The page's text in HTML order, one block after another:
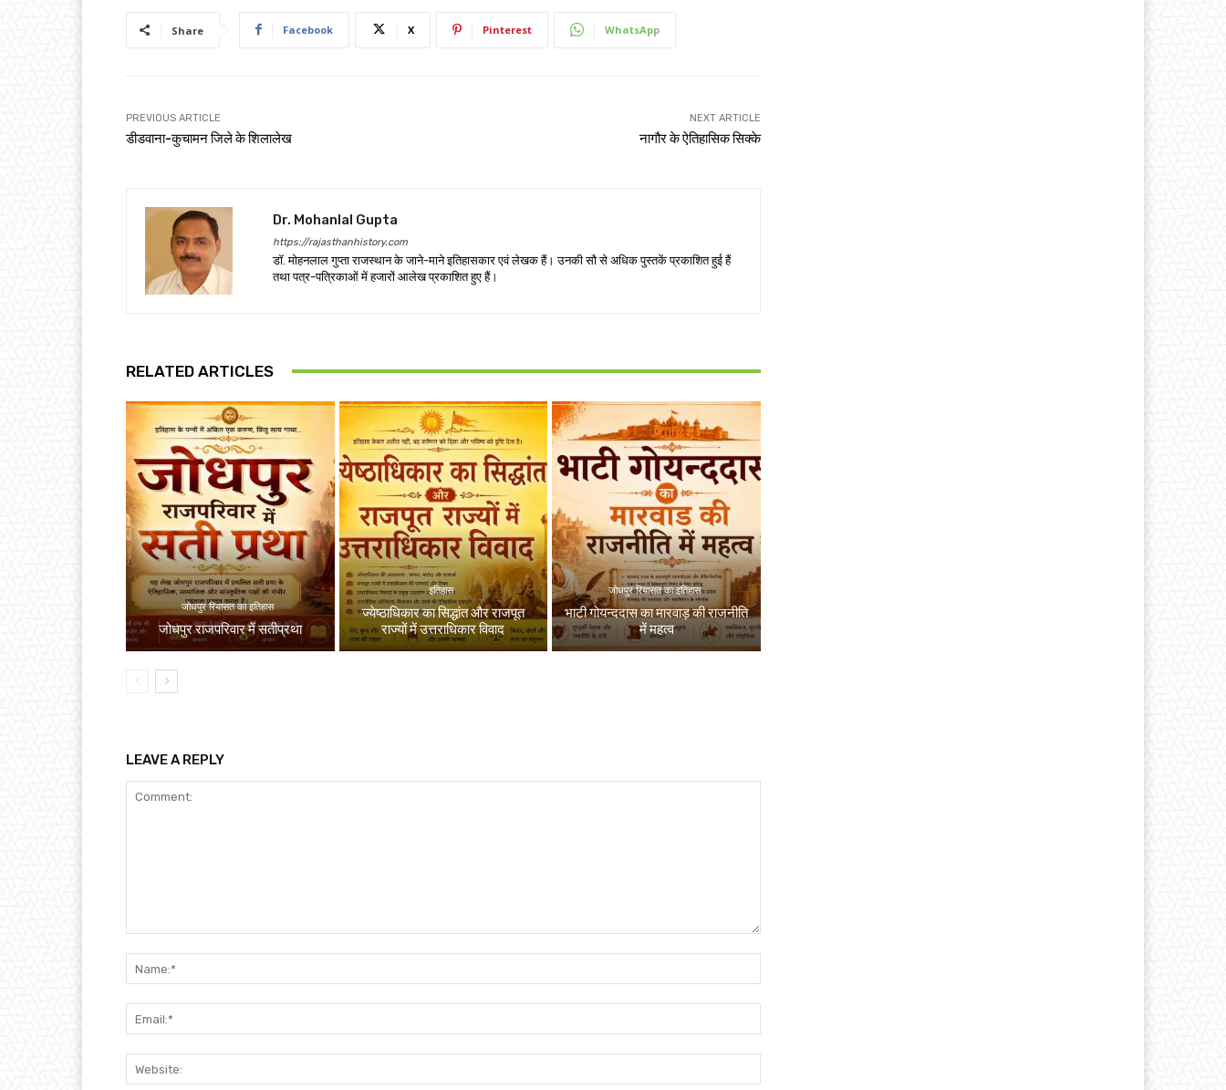
Share Facebook X Pinterest WhatsApp
PREVIOUS ARTICLE
डीडवाना-कुचामन जिले के शिलालेख
NEXT ARTICLE
नागौर के ऐतिहासिक सिक्के
Dr. Mohanlal Gupta
https://rajasthanhistory.com
डॉ. मोहनलाल गुप्ता राजस्थान के जाने-माने इतिहासकार एवं लेखक हैं। उनकी सौ से अधिक पुस्तकें प्रकाशित हुई हैं
तथा पत्र-पत्रिकाओं में हजारों आलेख प्रकाशित हुए हैं।
RELATED ARTICLES
जोधपुर रियासत का इतिहास
जोधपुर राजपरिवार में सतीप्रथा
इतिहास
ज्येष्ठाधिकार का सिद्धांत और राजपूत
राज्यों में उत्तराधिकार विवाद
जोधपुर रियासत का इतिहास
भाटी गोयन्ददास का मारवाड़ की राजनीति
में महत्व
LEAVE A REPLY